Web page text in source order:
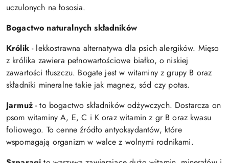
uczulonych na łososia.
Bogactwo naturalnych składników
Królik- lekkostrawna alternatywa dla psich alergików. Mięso
z królika zawiera pełnowartościowe białko, o niskiej
zawartości tłuszczu. Bogate jest w witaminy z grupy B oraz
składniki mineralne takie jak magnez, sód czy potas.
Jarmuż- to bogactwo składników odżywczych. Dostarcza on
psom witaminy A, E, C i K oraz witamin z gr B oraz kwasu
foliowego. To cenne źródło antyoksydantów, które
wspomagają organizm w walce z wolnymi rodnikami.